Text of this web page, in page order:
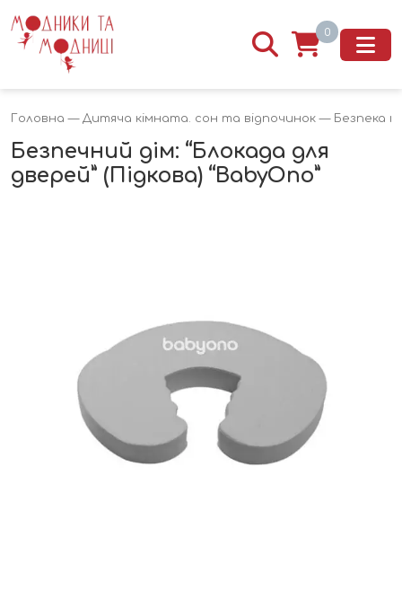
0
Головна — Дитяча кімната. сон та відпочинок — Безпека
Безпечний дім: “Блокада для
дверей” (Підкова) “BabyOno”